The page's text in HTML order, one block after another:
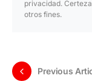
privacidad.
otros fines.
Previous